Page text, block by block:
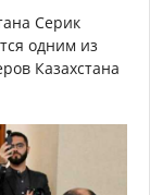
Серик
одним из
Казахстана